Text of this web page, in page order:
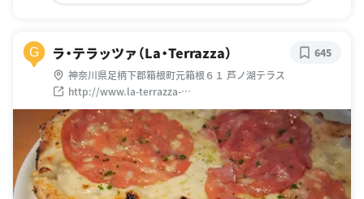
G ラ・テラッツァ（La・Terrazza）
神奈川県足柄下郡箱根町元箱根６１ 芦ノ湖テラス
http://www.la-terrazza-
ashinoko.co.jp/restaurant/index.html
645